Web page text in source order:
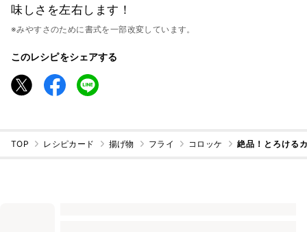
味しさを左右します！
※みやすさのために書式を一部改変しています。
このレシピをシェアする
TOP レシピカード 揚げ物 フライ コロッケ 絶品！とろける